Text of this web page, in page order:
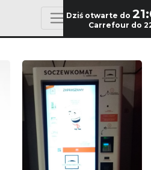
Dziś otwarte do
Carrefour do